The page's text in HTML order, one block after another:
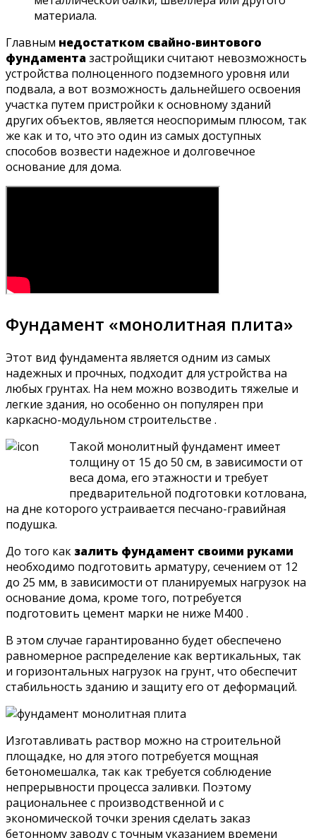
материала.
Главным недостатком свайно-винтового
фундаментазастройщики считают невозможность
устройства полноценного подземного уровня или
подвала, а вот возможность дальнейшего освоения
участка путем пристройки к основному зданий
других объектов, является неоспоримым плюсом, так
же как и то, что это один из самых доступных
способов возвести надежное и долговечное
основание для дома.
Фундамент «монолитная плита»
Этот вид фундамента является одним из самых
надежных и прочных, подходит для устройства на
любых грунтах. На нем можно возводить тяжелые и
легкие здания, но особенно он популярен при
каркасно-модульном строительстве .
Такой монолитный фундамент имеет
толщину от 15 до 50 см, в зависимости от
веса дома, его этажности и требует
предварительной подготовки котлована,
на дне которого устраивается песчано-гравийная
подушка.
До того как залить фундамент своими руками
необходимо подготовить арматуру, сечением от 12
до 25 мм, в зависимости от планируемых нагрузок на
основание дома, кроме того, потребуется
подготовить цемент марки не ниже М400 .
В этом случае гарантированно будет обеспечено
равномерное распределение как вертикальных, так
и горизонтальных нагрузок на грунт, что обеспечит
стабильность зданию и защиту его от деформаций.
Изготавливать раствор можно на строительной
площадке, но для этого потребуется мощная
бетономешалка, так как требуется соблюдение
непрерывности процесса заливки. Поэтому
рациональнее с производственной и с
экономической точки зрения сделать заказ
бетонному заводу с точным указанием времени